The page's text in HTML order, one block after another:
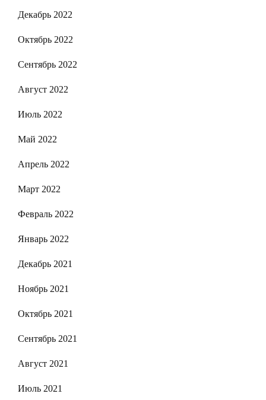
Декабрь 2022
Октябрь 2022
Сентябрь 2022
Август 2022
Июль 2022
Май 2022
Апрель 2022
Март 2022
Февраль 2022
Январь 2022
Декабрь 2021
Ноябрь 2021
Октябрь 2021
Сентябрь 2021
Август 2021
Июль 2021